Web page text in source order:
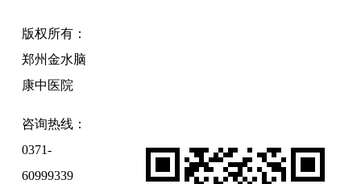
版权所有：
郑州金水脑
康中医院
咨询热线：
0371-
60999339